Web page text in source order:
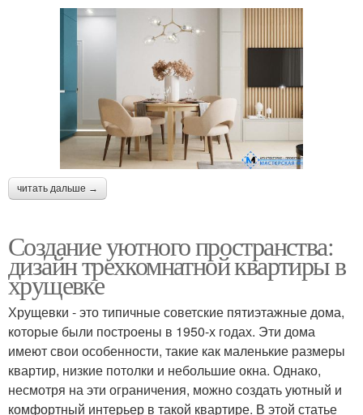
читать дальше →
Создание уютного пространства:
дизайн трехкомнатной квартиры в
хрущевке
Хрущевки - это типичные советские пятиэтажные дома,
которые были построены в 1950-х годах. Эти дома
имеют свои особенности, такие как маленькие размеры
квартир, низкие потолки и небольшие окна. Однако,
несмотря на эти ограничения, можно создать уютный и
комфортный интерьер в такой квартире. В этой статье